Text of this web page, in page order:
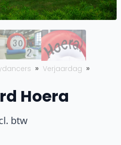
Verjaardag
Hoera
btw